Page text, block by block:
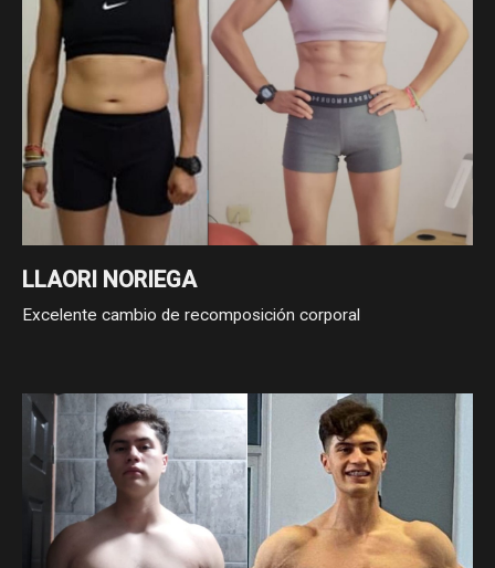
LLAORI NORIEGA
Excelente cambio de recomposición corporal